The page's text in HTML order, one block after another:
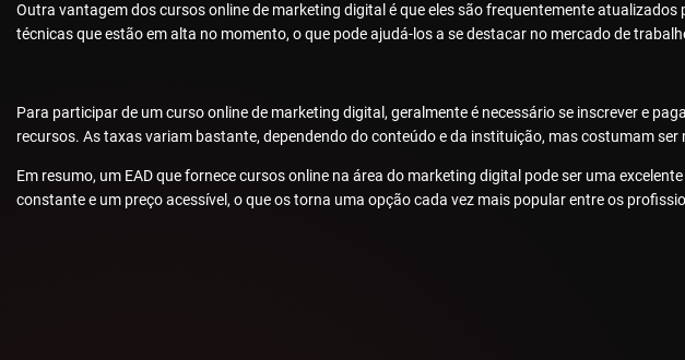
Outra vantagem dos cursos online de marketing digital é que eles são frequentemente
técnicas que estão em alta no momento, o que pode ajudá-los a se destacar no mercado de
Para participar de um curso online de marketing digital, geralmente é necessário se inscrever e
recursos. As taxas variam bastante, dependendo do conteúdo e da instituição, mas costumam ser
Em resumo, um EAD que fornece cursos online na área do marketing digital pode ser uma
constante e um preço acessível, o que os torna uma opção cada vez mais popular entre os